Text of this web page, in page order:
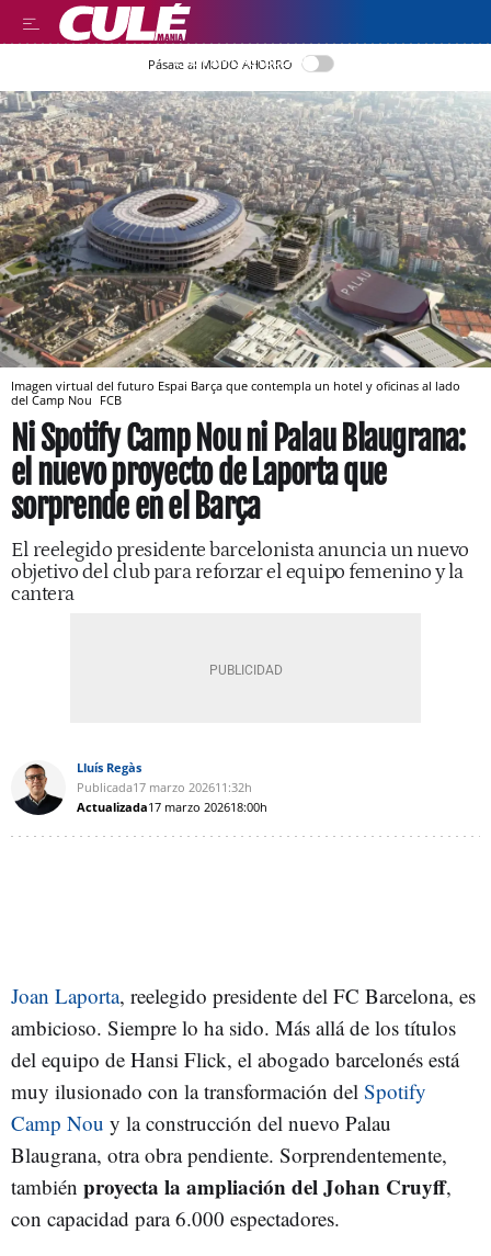
LEER EN CASTELLANO
Pásate al MODO AHORRO
Imagen virtual del futuro Espai Barça que contempla un hotel y oficinas al lado
del Camp Nou FCB
Ni Spotify Camp Nou ni Palau Blaugrana:
el nuevo proyecto de Laporta que
sorprende en el Barça
El reelegido presidente barcelonista anuncia un nuevo
objetivo del club para reforzar el equipo femenino y la
cantera
Lluís Regàs
Publicada17 marzo 202611:32h
Actualizada17 marzo 202618:00h
Joan Laporta, reelegido presidente del FC Barcelona, es
ambicioso. Siempre lo ha sido. Más allá de los títulos
del equipo de Hansi Flick, el abogado barcelonés está
muy ilusionado con la transformación del Spotify
Camp Nou y la construcción del nuevo Palau
Blaugrana, otra obra pendiente. Sorprendentemente,
también proyecta la ampliación del Johan Cruyff,
con capacidad para 6.000 espectadores.